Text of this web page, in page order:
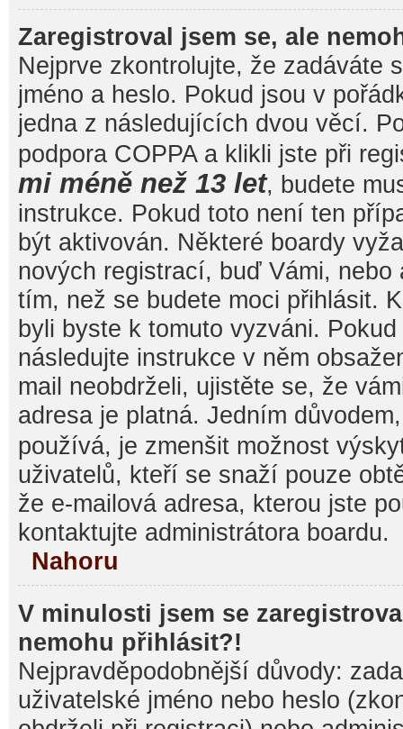
Zaregistroval jsem se, ale
Nejprve zkontrolujte, že zadáváte
jméno a heslo. Pokud jsou v
jedna z následujících dvou věcí.
podpora COPPA a klikli jste při
mi méně než 13 let, budete
instrukce. Pokud toto není ten
být aktivován. Některé boardy
nových registrací, buď Vámi, nebo
tím, než se budete moci přihlásit.
byli byste k tomuto vyzváni.
následujte instrukce v něm
mail neobdrželi, ujistěte se, že
adresa je platná. Jedním
používá, je zmenšit možnost
uživatelů, kteří se snaží pouze
že e-mailová adresa, kterou jste
kontaktujte administrátora boardu.
Nahoru
V minulosti jsem se
nemohu přihlásit?!
Nejpravděpodobnější důvody:
uživatelské jméno nebo heslo